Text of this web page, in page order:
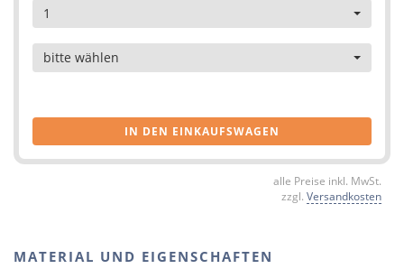
1
Artikel
bitte wählen
IN DEN EINKAUFSWAGEN
alle Preise inkl. MwSt.
zzgl. Versandkosten
MATERIAL UND EIGENSCHAFTEN